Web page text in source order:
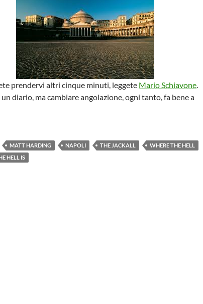
prendervi altri cinque minuti, leggete Mario Schiavone.
un diario, ma cambiare angolazione, ogni tanto, fa bene a
MATT HARDING NAPOLI THE JACKALL
WHERE THE HELL
HELL IS